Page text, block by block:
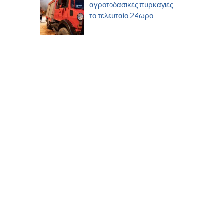
αγροτοδασικές πυρκαγιές
το τελευταίο 24ωρο